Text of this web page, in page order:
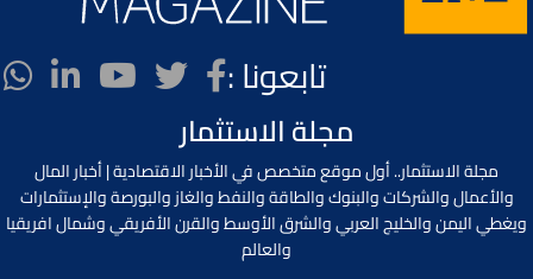
تابعونا :
مجلة الاستثمار
مجلة الاستثمار.. أول موقع متخصص في الأخبار الاقتصادية | أخبار المال
والأعمال والشركات والبنوك والطاقة والنفط والغاز والبورصة والإستثمارات
ويغطي اليمن والخليج العربي والشرق الأوسط والقرن الأفريقي وشمال افريقيا
والعالم